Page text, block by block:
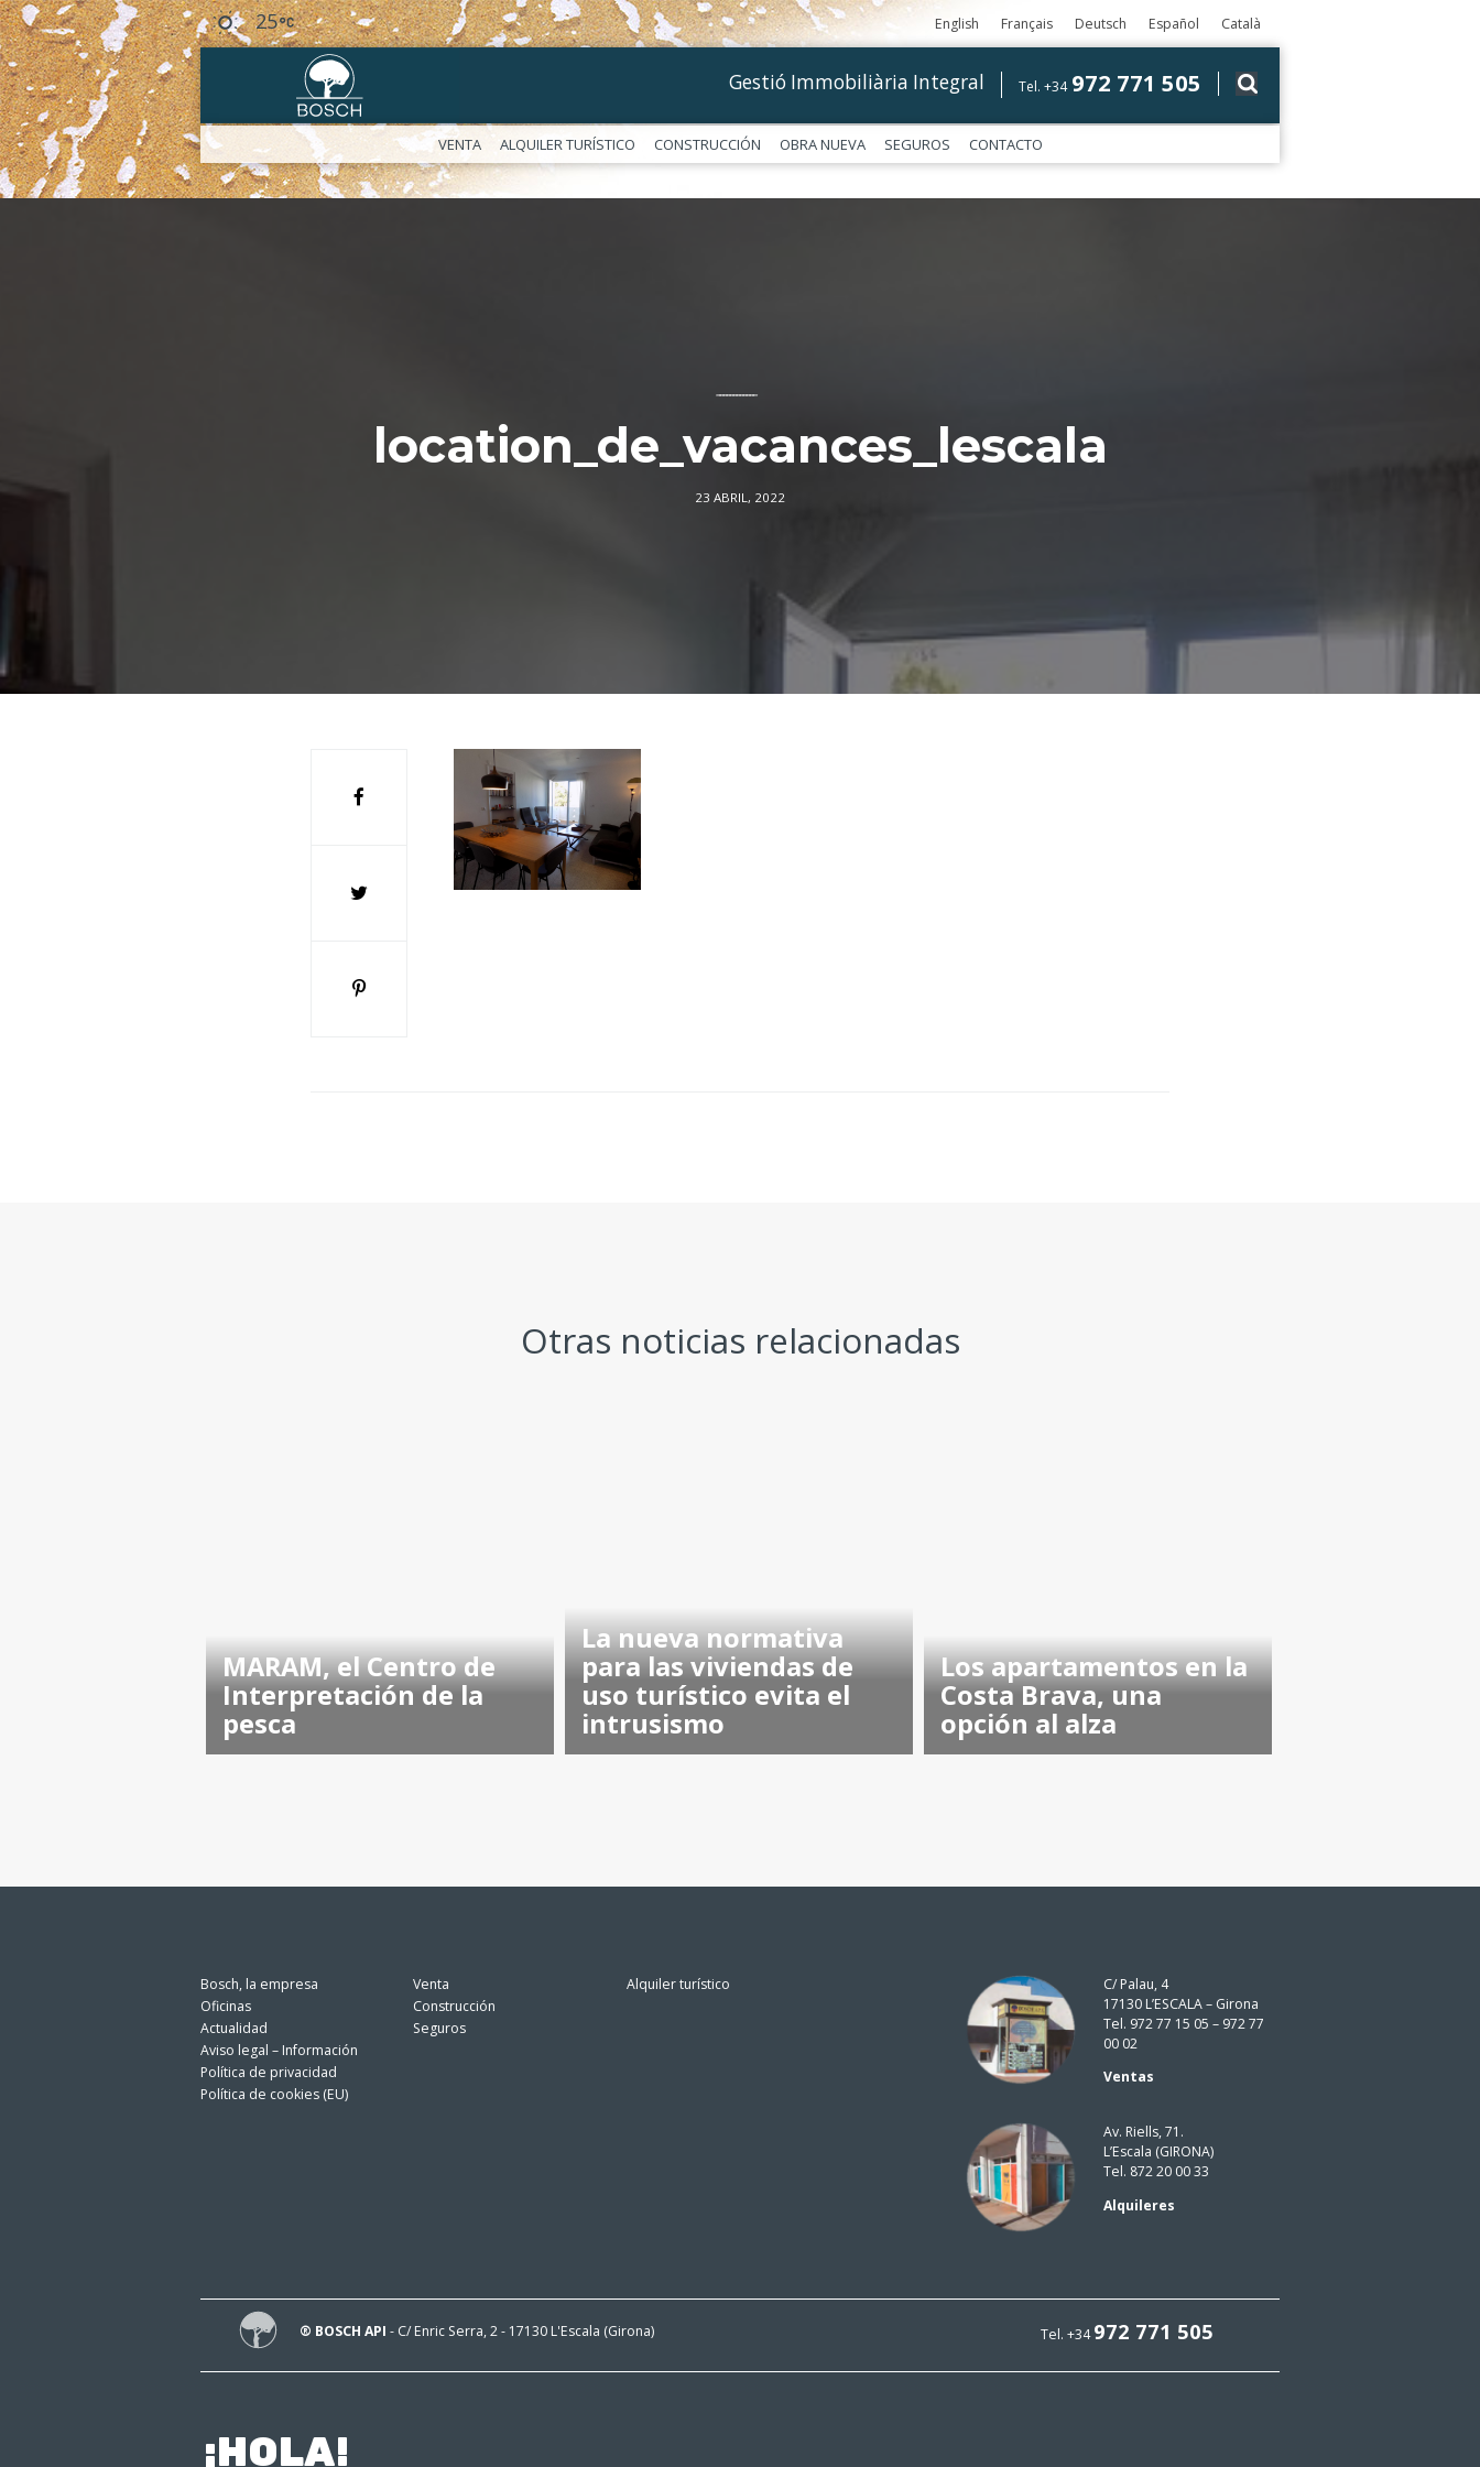
25 English Français Deutsch Español Català
Tel. +34 972 771 505
Gestió Immobiliària Integral
VENTA ALQUILER TURÍSTICO CONSTRUCCIÓN OBRA NUEVA SEGUROS CONTACTO
––––––––––––
location_de_vacances_lescala
23 ABRIL, 2022
Otras noticias relacionadas
MARAM, el Centro de
Interpretación de la
pesca
La nueva normativa
para las viviendas de
uso turístico evita el
intrusismo
Los apartamentos en la
Costa Brava, una
opción al alza
Bosch, la empresa
Oficinas
Actualidad
Aviso legal – Información
Política de privacidad
Política de cookies (EU)
Venta
Construcción
Seguros
Alquiler turístico
C/ Palau, 4
17130 L’ESCALA – Girona
Tel. 972 77 15 05 – 972 77
00 02
Ventas
Av. Riells, 71.
L’Escala (GIRONA)
Tel. 872 20 00 33
Alquileres
Tel. +34972 771 505
® BOSCH API - C/ Enric Serra, 2 - 17130 L'Escala (Girona)
¡HOLA!